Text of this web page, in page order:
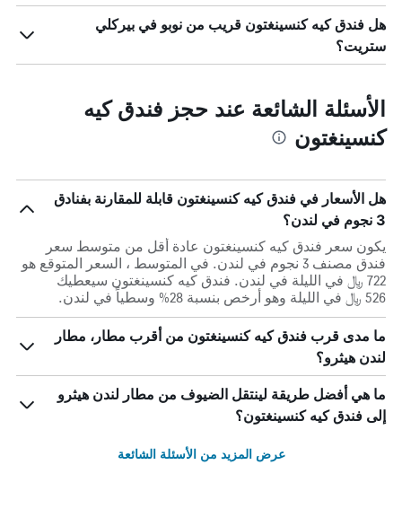
هل فندق كيه كنسينغتون قريب من نوبو في بيركلي
ستريت؟
الأسئلة الشائعة عند حجز فندق كيه
كنسينغتون
هل الأسعار في فندق كيه كنسينغتون قابلة للمقارنة بفنادق
3 نجوم في لندن؟
يكون سعر فندق كيه كنسينغتون عادة أقل من متوسط ​​سعر
فندق مصنف 3 نجوم في لندن. في المتوسط ، السعر المتوقع هو
722 ﷼ في الليلة في لندن. فندق كيه كنسينغتون سيعطيك
526 ﷼ في الليلة وهو أرخص بنسبة 28% وسطياً في لندن.
ما مدى قرب فندق كيه كنسينغتون من أقرب مطار، مطار
لندن هيثرو؟
ما هي أفضل طريقة لينتقل الضيوف من مطار لندن هيثرو
إلى فندق كيه كنسينغتون؟
عرض المزيد من الأسئلة الشائعة